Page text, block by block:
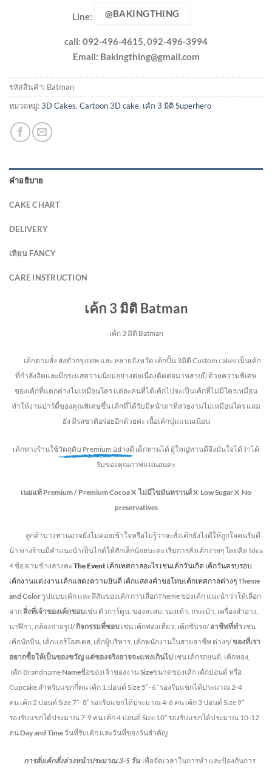
Line: @BAKINGTHING
call: 092-496-4615, 092-496-3994
Email: Bakingthing@gmail.com
รหัสสินค้า: Batman
หมวดหมู่:3D Cakes, Cartoon 3D cake, เค้ก 3 มิติ Superhero
คำอธิบาย
CAKE CHART
DELIVERY
เทียน FANCY
CARE INSTRUCTION
เค้ก 3 มิติ Batman
เค้ก 3 มิติ Batman
เค้กตามสั่ง ส่งทั่วกรุงเทพ และ หลายจังหวัด เค้กปั้น 3มิติ Custom cakes เป็นเค้ก
ที่กำลังฮิตและมีกระแสความนิยมอย่างต่อเนื่องติดต่อมาหลายปี ด้วยความพิเศษ
ของเค้กที่แตกต่างไม่เหมือนใคร แต่ละคนที่ได้เค้กไปจะเป็นเค้กที่ไม่มีใครเหมือน
ทำให้งานปาร์ตี้ของคุณพิเศษขึ้น เค้กที่ได้รับมีหน้าตาที่สวยงามไม่เหมือนใคร แถม
ยัง มีรสชาติอร่อยอีกด้วยค่ะ เนื้อเค้กนุ่มแน่นเนียน
เค้กทางร้านใช้วัตถุดิบ Premium อย่างดี เด็กทานได้ ผู้ใหญ่ทานดีจึงมั่นใจได้ว่าได้
รับของคุณภาพแน่นอนคะ
เนยแท้ Premium / Premium CocoaX ไม่มีไขมันทรานส์X Low SugarX No
preservatives
ลูกค้าบางท่านอาจยังไม่ค่อยเข้าใจหรือไม่รู้ว่าจะสั่งเค้กยังไงดีให้ถูกใจคนรับดี
น้า ทางร้านมีคำแนะนำเป็นไกด์ให้สักเล็กน้อยนะคะ เริ่มการสั่งเค้กง่ายๆ โดยคิด Idea
4 ข้อ ตามข้างล่างคะ The Event เค้กเทศกาลอะไร เช่นเค้กวันเกิด เค้กวันครบรอบ
เค้กงานแต่งงาน เค้กแสดงความยินดี เค้กแสดงคำขอโทษเค้กเทศกาลต่างๆTheme
and Color รูปแบบเค้ก และ สีสันของเค้ก การเลือกTheme ของเค้ก แนะนำว่าให้เลือก
จากสิ่งที่เจ้าของเค้กชอบเช่น ตัวการ์ตูน, ของสะสม, รองเท้า, กระเป๋า, เครื่องสำอาง,
นาฬิกา, กล้องถ่ายรูป/กิจกรรมที่ชอบ เช่น เค้กท่องเที่ยว, เค้กขับรถ/อาชีพที่ทำ เช่น
เค้กนักบิน, เค้กแอร์โฮสเตส, เค้กผู้บริหาร, เค้กพนักงานในสายอาชีพ ต่างๆ/ของที่เรา
อยากซื้อให้เป็นของขวัญ แต่ของจริงอาจจะแพงเกินไป เช่น เค้กรถยนต์, เค้กทอง,
เค้ก Brandname Nameชื่อของเจ้าของงานSizeขนาดของเค้ก เค้กปอนด์ หรือ
Cupcake สำหรับแขกกี่คน เค้ก 1 ปอนด์ Size 5″- 6” รองรับแขกได้ประมาณ 2-4
คน เค้ก 2 ปอนด์ Size 7″- 8” รองรับแขกได้ประมาณ 4-6 คน เค้ก 3 ปอนด์ Size 9”
รองรับแขกได้ประมาณ 7-9 คน เค้ก 4 ปอนด์ Size 10” รองรับแขกได้ประมาณ 10-12
คน Day and Time วันที่รับเค้ก และวันที่ของวันสำคัญ
การสั่งเค้กสั่งล่วงหน้าประมาณ3-5 วัน เพื่อจัดเวลาในการทำ และป้องกันการ